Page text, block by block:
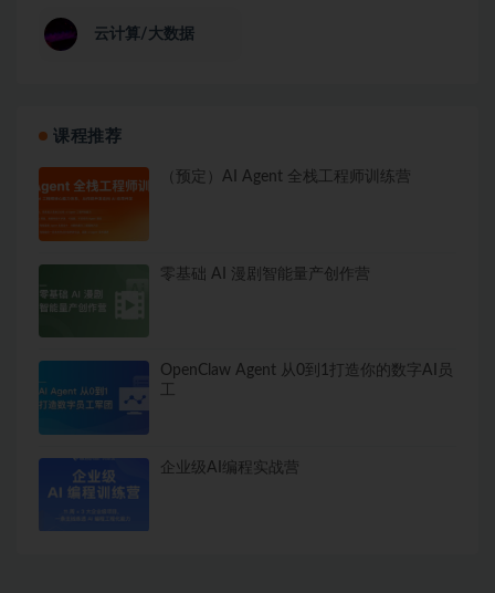
云计算/大数据
课程推荐
（预定）AI Agent 全栈工程师训练营
零基础 AI 漫剧智能量产创作营
OpenClaw Agent 从0到1打造你的数字AI员
工
企业级AI编程实战营